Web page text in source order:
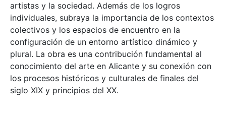
artistas y la sociedad. Además de los logros
individuales, subraya la importancia de los contextos
colectivos y los espacios de encuentro en la
configuración de un entorno artístico dinámico y
plural. La obra es una contribución fundamental al
conocimiento del arte en Alicante y su conexión con
los procesos históricos y culturales de finales del
siglo XIX y principios del XX.